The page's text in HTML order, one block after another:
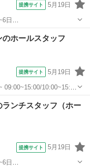
提携サイト 5月19日
11:00~17:00 月/
ホールスタッフ
提携サイト 5月19日
ンチスタッフ（ホー
提携サイト 5月19日